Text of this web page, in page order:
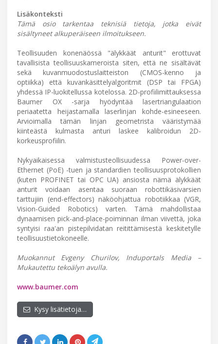
Lisäkonteksti
Tämä osio tarkentaa teknisiä tietoja, jotka eivät
sisältyneet alkuperäiseen ilmoitukseen.
Teollisuuden konenäössä "älykkäät anturit" erottuvat
tavallisista teollisuuskameroista siten, että ne sisältävät
sekä kuvanmuodostuslaitteiston (CMOS-kenno ja
optiikka) että kuvankäsittelyalgoritmit (DSP tai FPGA)
yhdessä IP-luokitellussa kotelossa. 2D-profiilimittauksessa
Baumer OX -sarja hyödyntää lasertriangulaation
periaatetta heijastamalla laserlinjan kohde-esineeseen.
Arvioimalla tämän linjan geometrista vääristymää
kiinteästä kulmasta anturi laskee kalibroidun 2D-
korkeusprofiilin.
Nykyaikaisessa valmistusteollisuudessa Power-over-
Ethernet (PoE) -tuen ja standardien teollisuusprotokollien
(kuten PROFINET tai OPC UA) ansiosta nämä älykkäät
anturit voidaan asentaa suoraan robottikäsivarsien
tarttujiin (end-effectors) näköohjattua robotiikkaa (VGR,
Vision-Guided Robotics) varten. Tämä mahdollistaa
dynaamisen pick-and-place-poiminnan ilman viivettä, joka
syntyisi raa'an pistepilvidatan reitittämisestä keskitetylle
teollisuustietokoneelle.
Muokannut Evgeny Churilov, Induportals Media –
Mukautettu tekoälyn avulla.
www.baumer.com
Kysy lisätietoja…